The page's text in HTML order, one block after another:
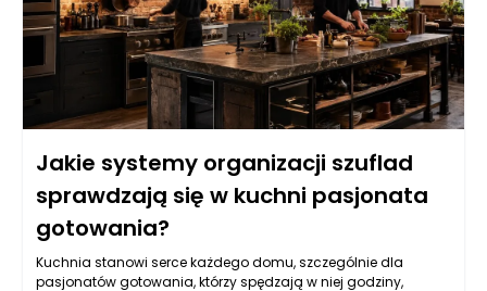
Jakie systemy organizacji szuflad
sprawdzają się w kuchni pasjonata
gotowania?
Kuchnia stanowi serce każdego domu, szczególnie dla
pasjonatów gotowania, którzy spędzają w niej godziny,